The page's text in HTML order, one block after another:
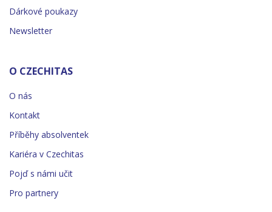
Dárkové poukazy
Newsletter
O CZECHITAS
O nás
Kontakt
Příběhy absolventek
Kariéra v Czechitas
Pojď s námi učit
Pro partnery